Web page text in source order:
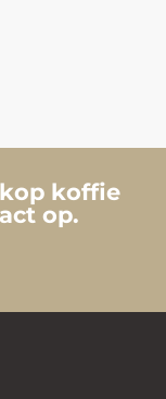
kop koffie
op.